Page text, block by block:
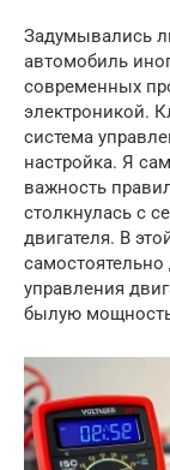
Задумывались
автомобиль
современных
электроникой.
система
настройка. Я
важность
столкнулась с
двигателя. В
самостоятельно
управления
былую